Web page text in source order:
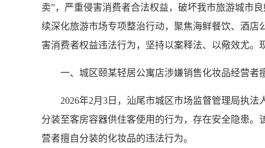
卖”，严重侵害消费者合法权益，破坏我市旅游城市
续深化旅游市场专项整治行动，聚焦海鲜餐饮、酒
害消费者权益违法行为，坚持以案释法、以儆效尤。
一、城区颐某轻居公寓店涉嫌销售化妆品经营者
2026年2月3日，汕尾市城区市场监督管理局执
分装至客房容器供住客使用的行为，存在安全隐患
营者擅自分装的化妆品的违法行为。